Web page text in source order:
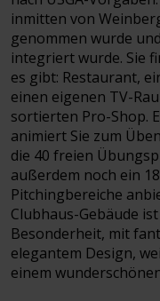
inmitten von
genommen wurde
integriert wurde. Sie
es gibt: Restaurant,
einen eigenen TV-
sortierten Pro-Shop.
animiert Sie zum
die 40 freien
außerdem noch ein
Pitchingbereiche
Clubhaus-Gebäude
Besonderheit, mit
elegantem Design,
einem